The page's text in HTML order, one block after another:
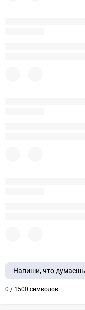
Напиши, что думаешь
0 / 1500 символов